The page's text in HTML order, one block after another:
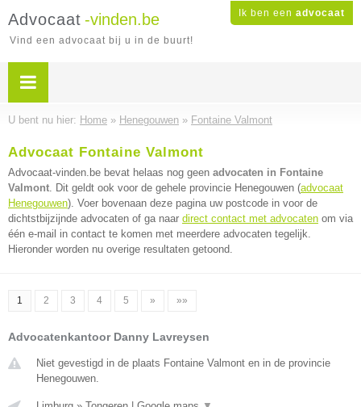
Ik ben een advocaat
Advocaat -vinden.be
Vind een advocaat bij u in de buurt!
U bent nu hier: Home » Henegouwen » Fontaine Valmont
Advocaat Fontaine Valmont
Advocaat-vinden.be bevat helaas nog geen advocaten in Fontaine
Valmont. Dit geldt ook voor de gehele provincie Henegouwen (advocaat
Henegouwen). Voer bovenaan deze pagina uw postcode in voor de
dichtstbijzijnde advocaten of ga naar direct contact met advocaten om via
één e-mail in contact te komen met meerdere advocaten tegelijk.
Hieronder worden nu overige resultaten getoond.
1 2 3 4 5 » »»
Advocatenkantoor Danny Lavreysen
Niet gevestigd in de plaats Fontaine Valmont en in de provincie
Henegouwen.